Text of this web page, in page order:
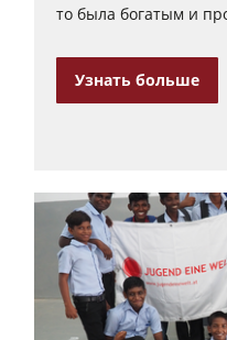
то была богатым и
Узнать больше